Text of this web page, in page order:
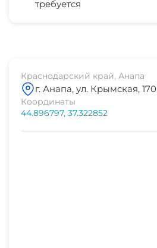
рынок
центр развлечений
5 мин
дельфинарий
требуется
Краснодарский край, Анапа
г. Анапа, ул. Крымская, 170
Координаты
44.896797, 37.322852